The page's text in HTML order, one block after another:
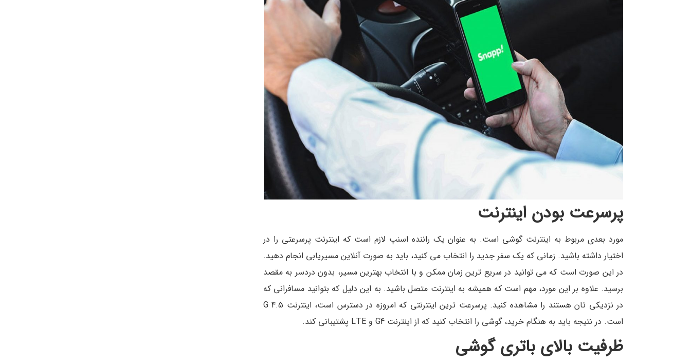
پرسرعت بودن اینترنت
مورد بعدی مربوط به اینترنت گوشی است. به عنوان یک راننده اسنپ لازم است که اینترنت پرسرعتی را در
اختیار داشته باشید. زمانی که یک سفر جدید را انتخاب می کنید، باید به صورت آنلاین مسیریابی انجام دهید.
در این صورت است که می توانید در سریع ترین زمان ممکن و با انتخاب بهترین مسیر، بدون دردسر به مقصد
برسید. علاوه بر این مورد، مهم است که همیشه به اینترنت متصل باشید. به این دلیل که بتوانید مسافرانی که
در نزدیکی تان هستند را مشاهده کنید. پرسرعت ترین اینترنتی که امروزه در دسترس است، اینترنت G 4.5
است. در نتیجه باید به هنگام خرید، گوشی را انتخاب کنید که از اینترنت G4 و LTE پشتیبانی کند.
ظرفیت بالای باتری گوشی